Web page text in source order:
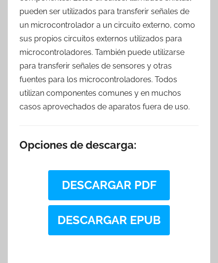
pueden ser utilizados para transferir señales de
un microcontrolador a un circuito externo, como
sus propios circuitos externos utilizados para
microcontroladores. También puede utilizarse
para transferir señales de sensores y otras
fuentes para los microcontroladores. Todos
utilizan componentes comunes y en muchos
casos aprovechados de aparatos fuera de uso.
Opciones de descarga:
DESCARGAR PDF
DESCARGAR EPUB